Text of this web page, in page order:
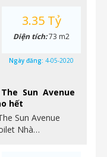
Sun Avenue
hết
Sun Avenue
Nhà…
3.35 Tỷ
Diện tích:73 m2
Ngày đăng: 4-05-2020